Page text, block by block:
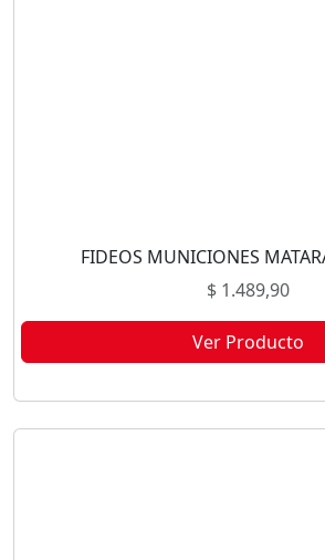
FIDEOS MUNICIONES
$1.489,90
Ver Producto